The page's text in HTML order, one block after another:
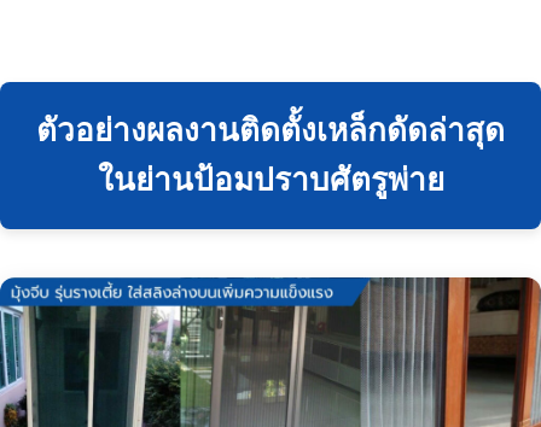
ตัวอย่างผลงานติดตั้งเหล็กดัดล่าสุด
ในย่านป้อมปราบศัตรูพ่าย